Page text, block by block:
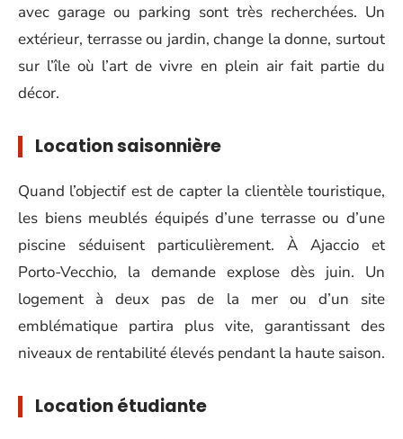
avec garage ou parking sont très recherchées. Un
extérieur, terrasse ou jardin, change la donne, surtout
sur l’île où l’art de vivre en plein air fait partie du
décor.
Location saisonnière
Quand l’objectif est de capter la clientèle touristique,
les biens meublés équipés d’une terrasse ou d’une
piscine séduisent particulièrement. À Ajaccio et
Porto-Vecchio, la demande explose dès juin. Un
logement à deux pas de la mer ou d’un site
emblématique partira plus vite, garantissant des
niveaux de rentabilité élevés pendant la haute saison.
Location étudiante